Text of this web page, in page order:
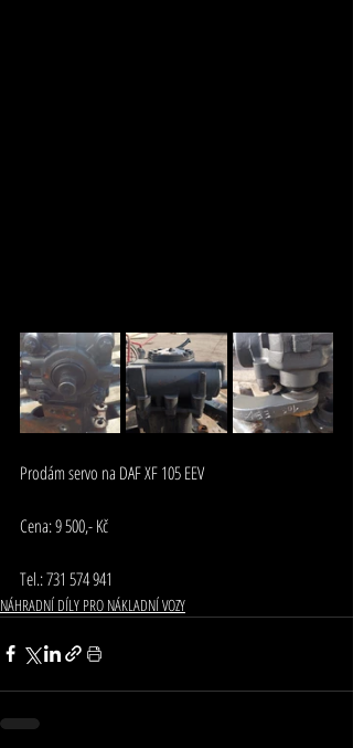
Prodám servo na DAF XF 105 EEV
Cena: 9 500,- Kč
Tel.: 731 574 941
NÁHRADNÍ DÍLY PRO NÁKLADNÍ VOZY